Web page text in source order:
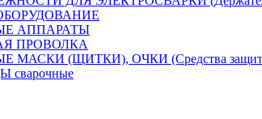
АППАРАТЫ
ПРОВОЛКА
МАСКИ (ЩИТКИ), ОЧКИ (Средства
сварочные